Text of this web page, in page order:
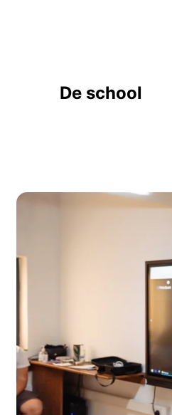
De school